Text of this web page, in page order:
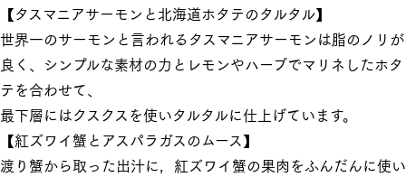
【タスマニアサーモンと北海道ホタテのタルタル】
世界一のサーモンと言われるタスマニアサーモンは脂のノリが
良く、シンプルな素材の力とレモンやハーブでマリネしたホタ
テを合わせて、
最下層にはクスクスを使いタルタルに仕上げています。
【紅ズワイ蟹とアスパラガスのムース】
渡り蟹から取った出汁に，紅ズワイ蟹の果肉をふんだんに使い